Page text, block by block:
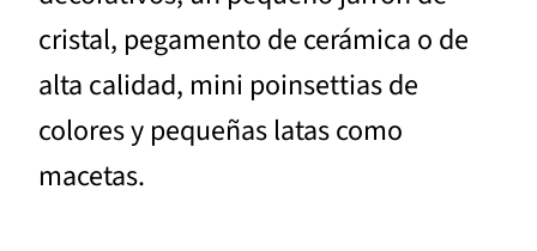
cristal, pegamento de cerámica o de
alta calidad, mini poinsettias de
colores y pequeñas latas como
macetas.